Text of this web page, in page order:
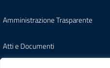
Amministrazione Trasparente
Atti e Documenti